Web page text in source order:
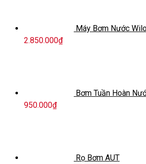
Máy Bơm Nước
2.850.000₫
Bơm Tuần Hoàn
950.000₫
Rọ Bơm AUT